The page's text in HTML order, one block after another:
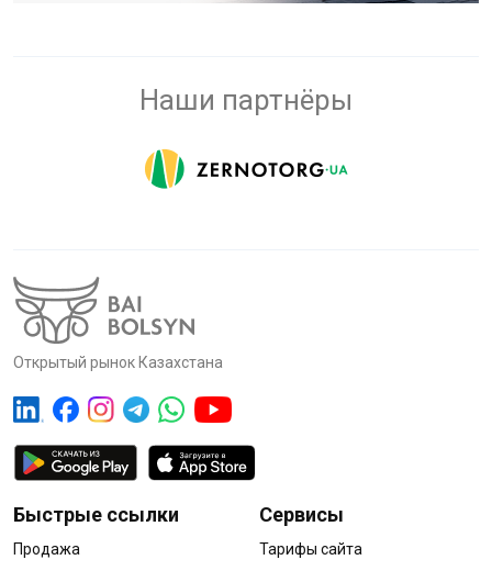
Наши партнёры
Открытый рынок Казахстана
Быстрые ссылки
Продажа
Сервисы
Тарифы сайта